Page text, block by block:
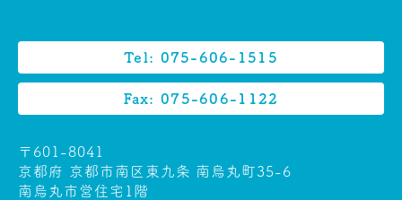
Tel: 075-606-1515
Fax: 075-606-1122
〒601-8041
京都府 京都市南区東九条 南烏丸町35-6
南烏丸市営住宅1階